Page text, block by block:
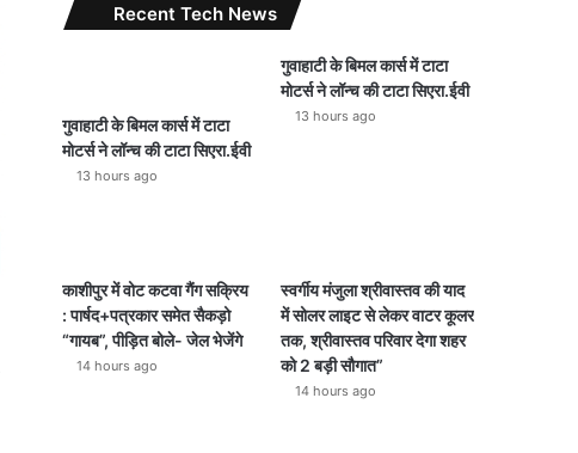
Recent Tech News
गुवाहाटी के बिमल कार्स में टाटा
मोटर्स ने लॉन्च की टाटा सिएरा.ईवी
13 hours ago
गुवाहाटी के बिमल कार्स में टाटा
मोटर्स ने लॉन्च की टाटा सिएरा.ईवी
13 hours ago
काशीपुर में वोट कटवा गैंग सक्रिय
: पार्षद+पत्रकार समेत सैकड़ो
“गायब”, पीड़ित बोले- जेल भेजेंगे
14 hours ago
स्वर्गीय मंजुला श्रीवास्तव की याद
में सोलर लाइट से लेकर वाटर कूलर
तक, श्रीवास्तव परिवार देगा शहर
को 2 बड़ी सौगात”
14 hours ago